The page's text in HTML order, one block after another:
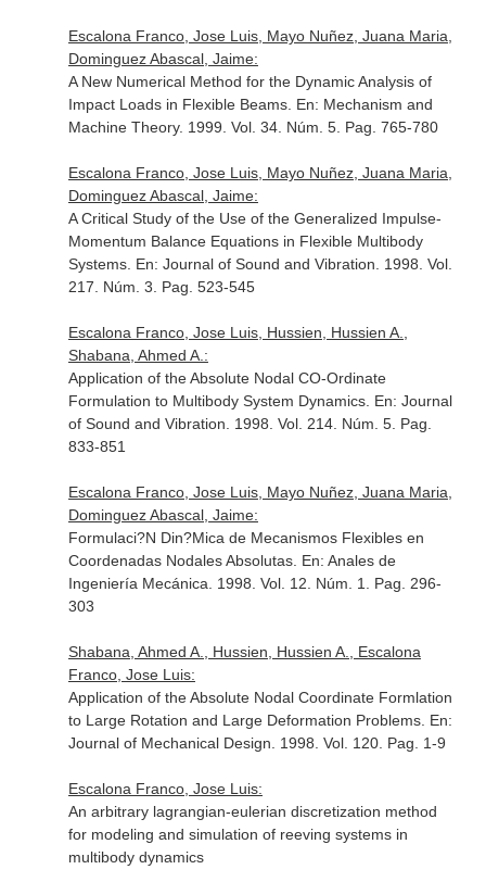
Escalona Franco, Jose Luis, Mayo Nuñez, Juana Maria,
Dominguez Abascal, Jaime:
A New Numerical Method for the Dynamic Analysis of
Impact Loads in Flexible Beams. En: Mechanism and
Machine Theory. 1999. Vol. 34. Núm. 5. Pag. 765-780
Escalona Franco, Jose Luis, Mayo Nuñez, Juana Maria,
Dominguez Abascal, Jaime:
A Critical Study of the Use of the Generalized Impulse-
Momentum Balance Equations in Flexible Multibody
Systems. En: Journal of Sound and Vibration . 1998. Vol.
217. Núm. 3. Pag. 523-545
Escalona Franco, Jose Luis, Hussien, Hussien A.,
Shabana, Ahmed A.:
Application of the Absolute Nodal CO-Ordinate
Formulation to Multibody System Dynamics. En: Journal
of Sound and Vibration . 1998. Vol. 214. Núm. 5. Pag.
833-851
Escalona Franco, Jose Luis, Mayo Nuñez, Juana Maria,
Dominguez Abascal, Jaime:
Formulaci?N Din?Mica de Mecanismos Flexibles en
Coordenadas Nodales Absolutas. En: Anales de
Ingeniería Mecánica . 1998. Vol. 12. Núm. 1. Pag. 296-
303
Shabana, Ahmed A., Hussien, Hussien A., Escalona
Franco, Jose Luis:
Application of the Absolute Nodal Coordinate Formlation
to Large Rotation and Large Deformation Problems. En:
Journal of Mechanical Design . 1998. Vol. 120. Pag. 1-9
Escalona Franco, Jose Luis:
An arbitrary lagrangian-eulerian discretization method
for modeling and simulation of reeving systems in
multibody dynamics